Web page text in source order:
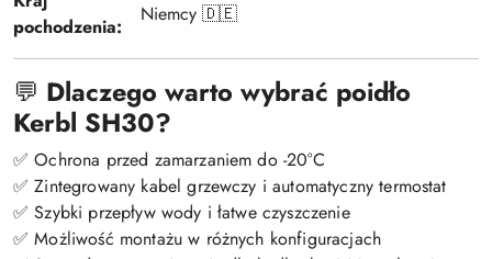
pochodzenia:
Niemcy 🇩🇪
💬 Dlaczego warto wybrać poidło
Kerbl SH30?
✅ Ochrona przed zamarzaniem do -20°C
✅ Zintegrowany kabel grzewczy i automatyczny termostat
✅ Szybki przepływ wody i łatwe czyszczenie
✅ Możliwość montażu w różnych konfiguracjach